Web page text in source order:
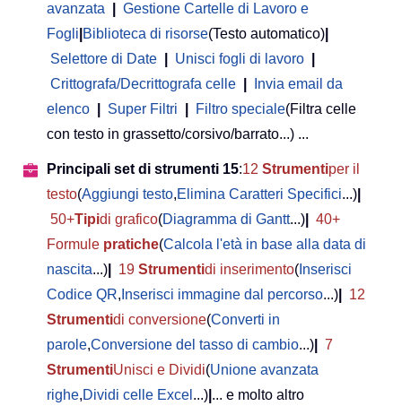
avanzata
Gestione Cartelle di Lavoro e
Fogli Biblioteca di risorse(Testo automatico)
Selettore di Date
Unisci fogli di lavoro
Crittografa/Decrittografa celle
Invia email da
elenco
Super Filtri Filtro speciale(Filtra celle
con testo in grassetto/corsivo/barrato...) ...
Principali set di strumenti 15:12 Strumentiper il
testo(Aggiungi testo,Elimina Caratteri Specifici...)
50+Tipidi grafico(Diagramma di Gantt...)
40+
Formule pratiche(Calcola l'età in base alla data di
nascita...) 19 Strumentidi inserimento( Inserisci
Codice QR, Inserisci immagine dal percorso...)
12
Strumentidi conversione(Converti in
parole,Conversione del tasso di cambio...)
7
StrumentiUnisci e Dividi(Unione avanzata
righe,Dividi celle Excel ...) ... e molto altro